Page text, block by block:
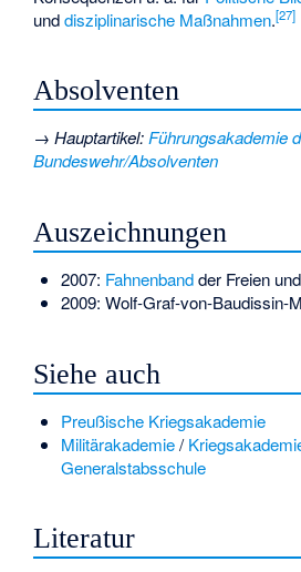
unddisziplinarische Maßnahmen.[27]
Absolventen
→Hauptartikel:Führungsakademie
Bundeswehr/Absolventen
Auszeichnungen
2007: Fahnenbandder Freien
2009: Wolf-Graf-von-Baudissin-
Siehe auch
Preußische Kriegsakademie
Militärakademie/
Generalstabsschule
Literatur